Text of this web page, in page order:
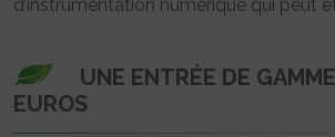
d’instrumentation numérique qui peut
UNE ENTRÉE DE
EUROS